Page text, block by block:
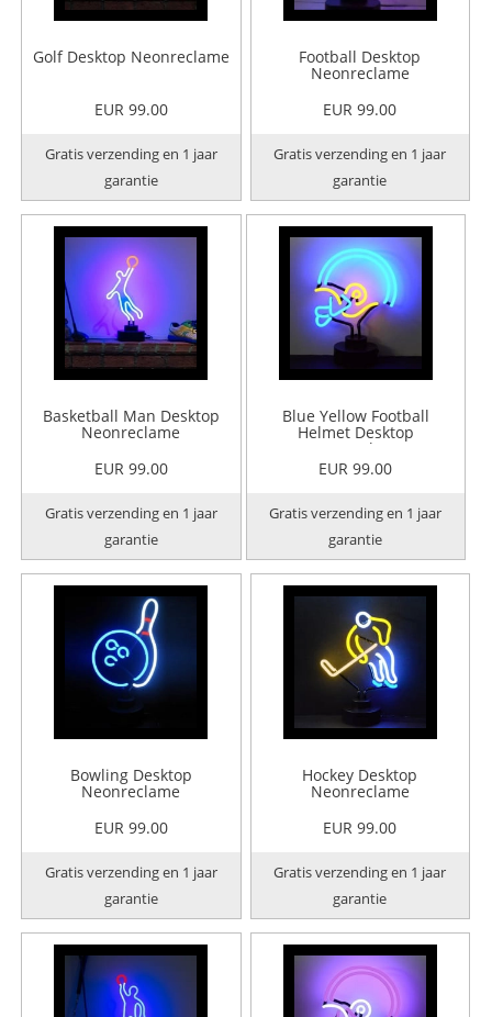
Golf Desktop Neonreclame
EUR 99.00
Gratis verzending en 1 jaar
garantie
Football Desktop
Neonreclame
EUR 99.00
Gratis verzending en 1 jaar
garantie
Basketball Man Desktop
Neonreclame
EUR 99.00
Gratis verzending en 1 jaar
garantie
Blue Yellow Football
Helmet Desktop
Neonreclame
EUR 99.00
Gratis verzending en 1 jaar
garantie
Bowling Desktop
Neonreclame
EUR 99.00
Gratis verzending en 1 jaar
garantie
Hockey Desktop
Neonreclame
EUR 99.00
Gratis verzending en 1 jaar
garantie